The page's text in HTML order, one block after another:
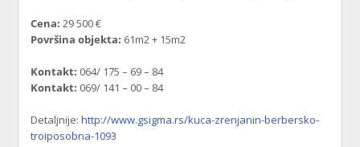
Cena: 29 500 €
Površina objekta: 61m2 + 15m2
Kontakt: 064/ 175 – 69 – 84
Kontakt: 069/ 141 – 00 – 84
Detaljnije:http://www.gsigma.rs/kuca-zrenjanin-berbersko-
troiposobna-1093